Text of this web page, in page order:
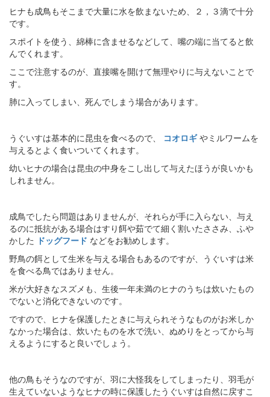
ヒナも成鳥もそこまで大量に水を飲まないため、２，３滴で十分
です。
スポイトを使う、綿棒に含ませるなどして、嘴の端に当てると飲
んでくれます。
ここで注意するのが、直接嘴を開けて無理やりに与えないことで
す。
肺に入ってしまい、死んでしまう場合があります。
うぐいすは基本的に昆虫を食べるので、 コオロギやミルワームを
与えるとよく食いついてくれます。
幼いヒナの場合は昆虫の中身をこし出して与えたほうが良いかも
しれません。
成鳥でしたら問題はありませんが、それらが手に入らない、与え
るのに抵抗がある場合はすり餌や茹でて細く割いたささみ、ふや
かした ドッグフード などをお勧めします。
野鳥の餌として生米を与える場合もあるのですが、うぐいすは米
を食べる鳥ではありません。
米が大好きなスズメも、生後一年未満のヒナのうちは炊いたもの
でないと消化できないのです。
ですので、ヒナを保護したときに与えられそうなものがお米しか
なかった場合は、炊いたものを水で洗い、ぬめりをとってから与
えるようにすると良いでしょう。
他の鳥もそうなのですが、羽に大怪我をしてしまったり、羽毛が
生えていないようなヒナの時に保護したうぐいすは自然に戻すこ